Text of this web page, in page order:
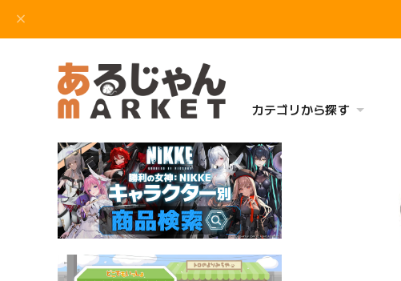
カテゴリから探す